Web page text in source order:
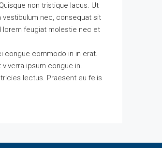
non tristique lacus. Ut
vestibulum nec, consequat sit
lorem feugiat molestie nec et
congue commodo in in erat.
ipsum congue in.
lectus. Praesent eu felis